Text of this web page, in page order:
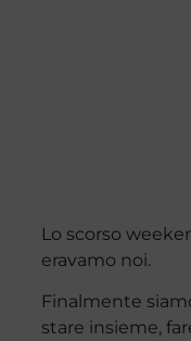
Lo scorso
eravamo noi.
Finalmente
stare insieme,